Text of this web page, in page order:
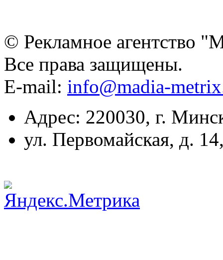
© Рекламное агентство
Все права защищены.
E-mail: info@madia-
Адрес: 220030, г.
ул. Первомайская, д.